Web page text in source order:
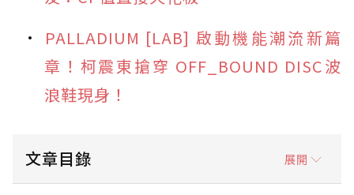
PALLADIUM [LAB] 啟動機能潮流新篇
章！柯震東搶穿 OFF_BOUND DISC波
浪鞋現身！
文章目錄 展開